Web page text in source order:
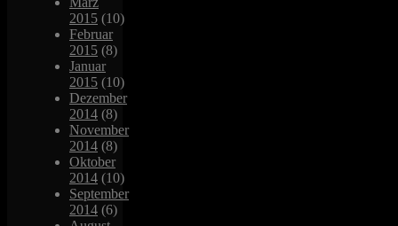
2015 (10)
Februar
2015 (8)
Januar
2015 (10)
Dezember
2014 (8)
November
2014 (8)
Oktober
2014 (10)
September
2014 (6)